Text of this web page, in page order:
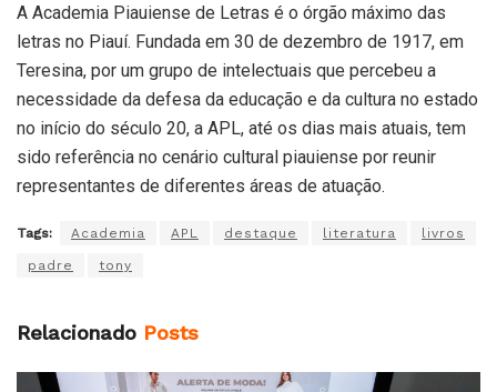
A Academia Piauiense de Letras é o órgão máximo das
letras no Piauí. Fundada em 30 de dezembro de 1917, em
Teresina, por um grupo de intelectuais que percebeu a
necessidade da defesa da educação e da cultura no estado
no início do século 20, a APL, até os dias mais atuais, tem
sido referência no cenário cultural piauiense por reunir
representantes de diferentes áreas de atuação.
Tags: Academia APL destaque literatura livros
padre tony
Relacionado Posts